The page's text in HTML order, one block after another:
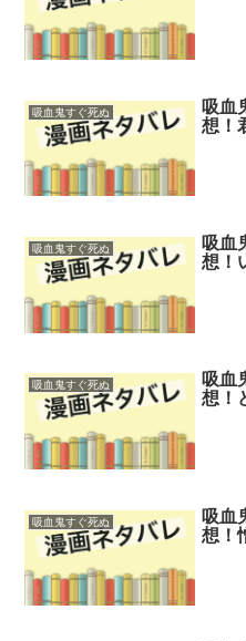
吸血鬼すぐ死ぬ
吸血
想！
吸血鬼すぐ死ぬ
吸血
想！
吸血鬼すぐ死ぬ
吸血
想！
吸血鬼すぐ死ぬ
吸血
想！